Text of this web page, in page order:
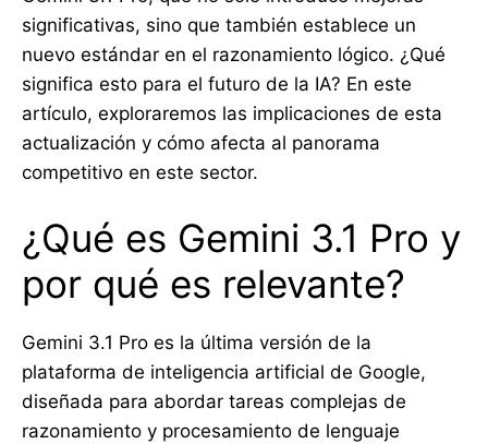
significativas, sino que también establece un
nuevo estándar en el razonamiento lógico. ¿Qué
significa esto para el futuro de la IA? En este
artículo, exploraremos las implicaciones de esta
actualización y cómo afecta al panorama
competitivo en este sector.
¿Qué es Gemini 3.1 Pro y
por qué es relevante?
Gemini 3.1 Pro es la última versión de la
plataforma de inteligencia artificial de Google,
diseñada para abordar tareas complejas de
razonamiento y procesamiento de lenguaje